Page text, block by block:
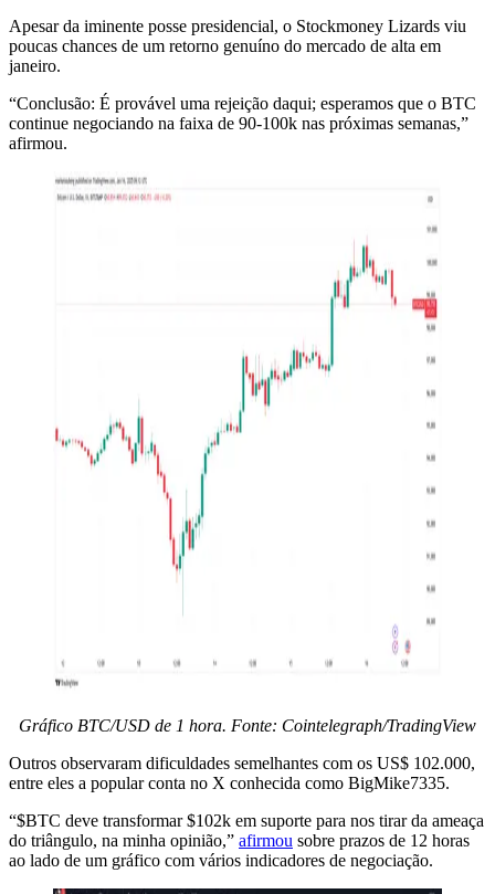
Apesar da iminente posse presidencial, o Stockmoney Lizards viu
poucas chances de um retorno genuíno do mercado de alta em
janeiro.
“Conclusão: É provável uma rejeição daqui; esperamos que o BTC
continue negociando na faixa de 90-100k nas próximas semanas,”
afirmou.
Gráfico BTC/USD de 1 hora. Fonte: Cointelegraph/TradingView
Outros observaram dificuldades semelhantes com os US$ 102.000,
entre eles a popular conta no X conhecida como BigMike7335.
“$BTC deve transformar $102k em suporte para nos tirar da ameaça
do triângulo, na minha opinião,” afirmou sobre prazos de 12 horas
ao lado de um gráfico com vários indicadores de negociação.